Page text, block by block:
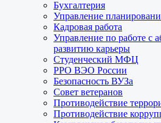
Бухгалтерия
Управление
Кадровая работа
Управление по работе с
развитию карьеры
Студенческий МФЦ
РРО ВЭО России
Безопасность ВУЗа
Совет ветеранов
Противодействие
Противодействие